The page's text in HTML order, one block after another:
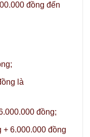
đồng đến
là
đồng;
+ 6.000.000 đồng